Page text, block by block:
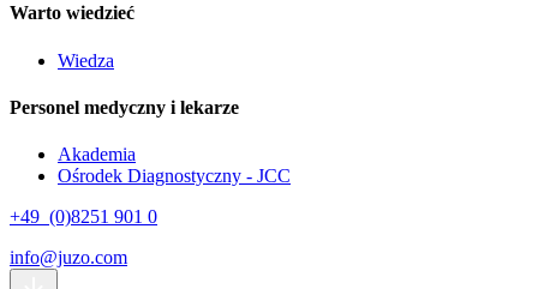
Warto wiedzieć
Wiedza
Personel medyczny i lekarze
Akademia
Ośrodek Diagnostyczny - JCC
+49 (0)8251 901 0
info@juzo.com